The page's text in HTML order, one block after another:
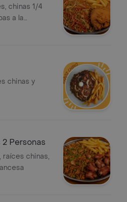
chinas 1/4
a la
Personas
raíces chinas,